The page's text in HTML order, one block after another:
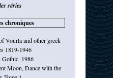
séries
chroniques
Vourla and other greek
1819-1946
Gothic. 1986
Moon, Dance with the